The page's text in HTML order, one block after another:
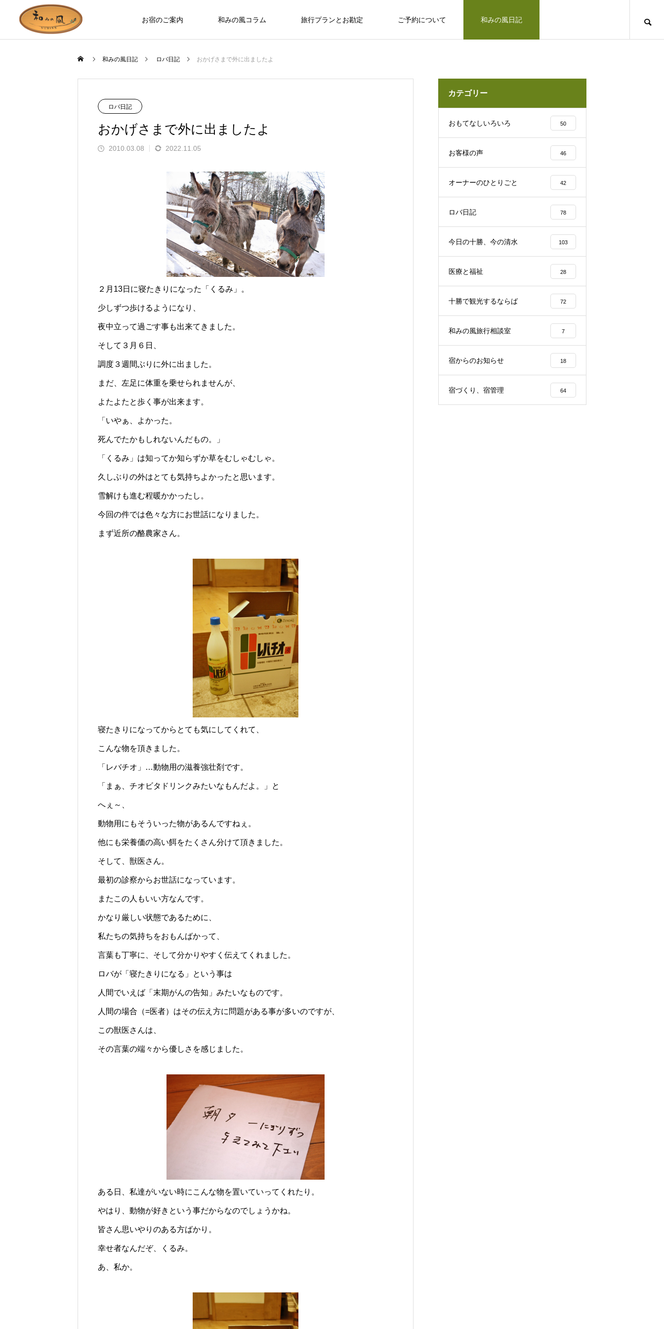
お宿のご案内 和みの風コラム 旅行プランとお勘定 ご予約について 和みの風日記
お部屋やホールなど、木の温もりを感
じられる時間のために
お野菜、乳製品、お肉…十勝のめぐみ
をご紹介
和みの風への道のりとご連絡方法はこ
誰もが知っているのに見た人は少ない動物、
ロバの暮らしと魅力とは？
広大な自然？ セグウェイ？ だけじゃない十
勝千年の森の見どころ
「リトリートできた気がします」とお客様の
声、その理由は…？
凛とした空気の佇まい、帯広神社と花手
水2025
十勝で観光するならば
なんぷアドベンチャーパークは余裕を持
った寄り道がおすすめ
北海道上士幌町こども園 ほろんが保育
園留学で注目される理由とは？
和みの風日記 ロバ日記 おかげさまで外に出ましたよ
ロバ日記
おかげさまで外に出ましたよ
2010.03.08 2022.11.05
２月13日に寝たきりになった「くるみ」。
少しずつ歩けるようになり、
夜中立って過ごす事も出来てきました。
そして３月６日、
調度３週間ぶりに外に出ました。
まだ、左足に体重を乗せられませんが、
よたよたと歩く事が出来ます。
「いやぁ、よかった。
死んでたかもしれないんだもの。」
「くるみ」は知ってか知らずか草をむしゃむしゃ。
久しぶりの外はとても気持ちよかったと思います。
雪解けも進む程暖かかったし。
今回の件では色々な方にお世話になりました。
まず近所の酪農家さん。
寝たきりになってからとても気にしてくれて、
こんな物を頂きました。
「レバチオ」…動物用の滋養強壮剤です。
「まぁ、チオビタドリンクみたいなもんだよ。」と
へぇ～、
動物用にもそういった物があるんですねぇ。
他にも栄養価の高い餌をたくさん分けて頂きました。
そして、獣医さん。
最初の診察からお世話になっています。
またこの人もいい方なんです。
かなり厳しい状態であるために、
私たちの気持ちをおもんばかって、
言葉も丁寧に、そして分かりやすく伝えてくれました。
ロバが「寝たきりになる」という事は
人間でいえば「末期がんの告知」みたいなものです。
人間の場合（=医者）はその伝え方に問題がある事が多いのですが、
この獣医さんは、
その言葉の端々から優しさを感じました。
ある日、私達がいない時にこんな物を置いていってくれたり。
やはり、動物が好きという事だからなのでしょうかね。
皆さん思いやりのある方ばかり。
幸せ者なんだぞ、くるみ。
あ、私か。
カテゴリー
おもてなしいろいろ 50
お客様の声 46
オーナーのひとりごと 42
ロバ日記 78
今日の十勝、今の清水 103
医療と福祉 28
十勝で観光するならば 72
和みの風旅行相談室 7
宿からのお知らせ 18
宿づくり、宿管理 64